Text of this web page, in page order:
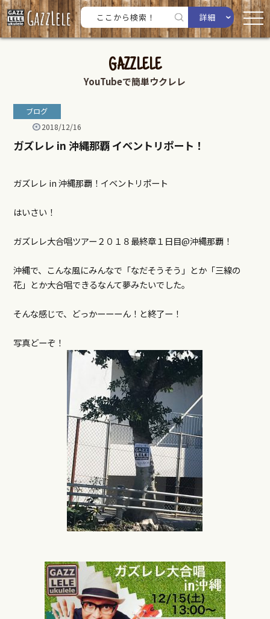
詳細
GAZZLELE
YouTubeで簡単ウクレレ
ブログ
2018/12/16
ガズレレ in 沖縄那覇 イベントリポート！
ガズレレ in沖縄那覇！イベントリポート
はいさい！
ガズレレ大合唱ツアー２０１８最終章１日目@沖縄那覇！
沖縄で、こんな風にみんなで「なだそうそう」とか「三線の
花」とか大合唱できるなんて夢みたいでした。
そんな感じで、どっかーーーん！と終了ー！
写真どーぞ！